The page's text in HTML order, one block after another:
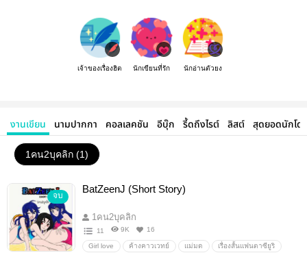
เจ้าของเรื่องฮิต นักเขียนที่รัก นักอ่านตัวยง
งานเขียน นามปากกา คอลเลคชัน อีบุ๊ก รี้ดถึงไรต์ ลิสต์ สุดยอดนักโด
1คน2บุคลิก (1)
จบ
BatZeenJ (Short Story)
1คน2บุคลิก
11 9K 16
Girl love ค้างคาวเวทย์ แม่มด เรื่องสั้นแฟนตาซียูริ